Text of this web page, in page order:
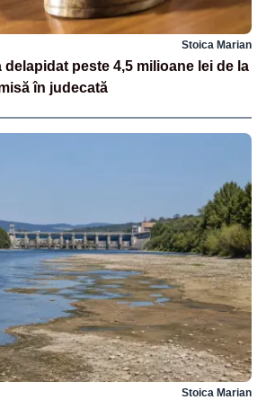
Stoica Marian
delapidat peste 4,5 milioane lei de la
în judecată
Stoica Marian